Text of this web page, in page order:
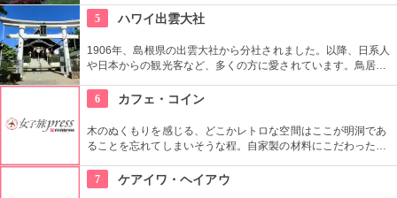
めるアトラクションがあります。カワイイお土産もいっぱい。
5 ハワイ出雲大社
1906年、島根県の出雲大社から分社されました。以降、日系人
や日本からの観光客など、多くの方に愛されています。鳥居や
りそう。日本とハワイで2度お祈りされたお守りも好評です。
6 カフェ・コイン
木のぬくもりを感じる、どこかレトロな空間はここが明洞であ
ることを忘れてしまいそうな程。自家製の材料にこだわったカ
の「おもてなし」に驚くはず。接客の良さや、お味に、ここは
ホテル？とため息がでてしまうかも。
7 ケアイワ・ヘイアウ